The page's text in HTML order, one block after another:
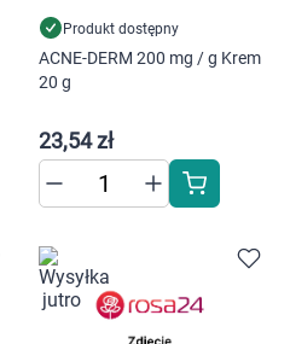
Produkt dostępny
ACNE-DERM 200 mg / g Krem
20 g
23,54 zł